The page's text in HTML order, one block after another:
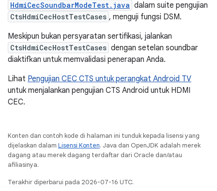
HdmiCecSoundbarModeTest.java dalam suite pengujian
CtsHdmiCecHostTestCases , menguji fungsi DSM.
Meskipun bukan persyaratan sertifikasi, jalankan
CtsHdmiCecHostTestCases dengan setelan soundbar
diaktifkan untuk memvalidasi penerapan Anda.
Lihat Pengujian CEC CTS untuk perangkat Android TV
untuk menjalankan pengujian CTS Android untuk HDMI
CEC.
Konten dan contoh kode di halaman ini tunduk kepada lisensi yang
dijelaskan dalam Lisensi Konten. Java dan OpenJDK adalah merek
dagang atau merek dagang terdaftar dari Oracle dan/atau
afiliasinya.
Terakhir diperbarui pada 2026-07-16 UTC.